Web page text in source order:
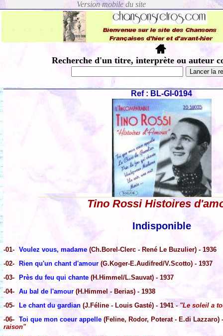
Recherche d'un titre, interprète ou auteur
Ref : BL-GI-0194
Tino Rossi Histoires
Indisponible
-01- Voulez vous, madame (Ch.Borel-Clerc - René Le Buzulier) - 1936
-02-
Rien qu'un chant d'amour (G.Koger-E.Audifred/V.Scotto) - 1937
-03-
Près du feu qui chante (H.Himmel/L.Sauvat) - 1937
-04- Au bal de l'amour (H.Himmel - Berias) - 1938
-05-
Le chant du gardian (J.Féline - Louis Gasté) - 1941- "Le soleil a
-06- Toi que mon coeur appelle (Feline, Rodor, Poterat - E.di Lazzaro)
raison"